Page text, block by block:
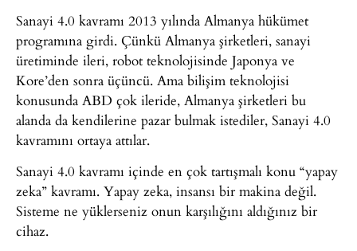
Sanayi 4.0 kavramı 2013 yılında Almanya hükümet
programına girdi. Çünkü Almanya şirketleri, sanayi
üretiminde ileri, robot teknolojisinde Japonya ve
Kore’den sonra üçüncü. Ama bilişim teknolojisi
konusunda ABD çok ileride, Almanya şirketleri bu
alanda da kendilerine pazar bulmak istediler, Sanayi 4.0
kavramını ortaya attılar.
Sanayi 4.0 kavramı içinde en çok tartışmalı konu “yapay
zeka” kavramı. Yapay zeka, insansı bir makina değil.
Sisteme ne yüklerseniz onun karşılığını aldığınız bir
cihaz.